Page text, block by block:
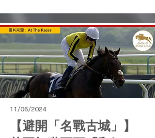
11/06/2024
【避開「名戰古城」】